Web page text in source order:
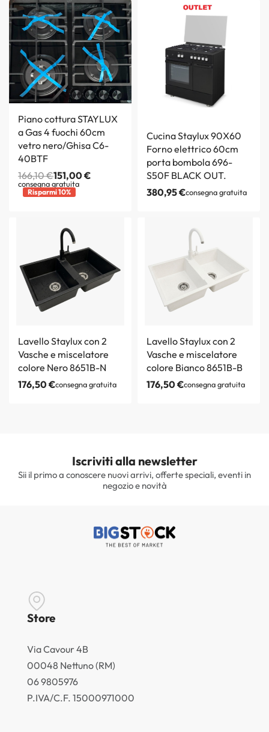
Piano cottura STAYLUX
a Gas 4 fuochi 60cm
vetro nero/Ghisa C6-
40BTF
166,10€151,00€
consegna gratuita
Risparmi 10%
Cucina Staylux 90X60
Forno elettrico 60cm
porta bombola 696-
S50F BLACK OUT.
380,95€consegna gratuita
Lavello Staylux con 2
Vasche e miscelatore
colore Nero 8651B-N
176,50€consegna gratuita
Lavello Staylux con 2
Vasche e miscelatore
colore Bianco 8651B-B
176,50€consegna gratuita
Iscriviti alla newsletter
Sii il primo a conoscere nuovi arrivi, offerte speciali, eventi in
negozio e novità
Store
Via Cavour 4B
00048 Nettuno (RM)
06 9805976
P.IVA/C.F. 15000971000